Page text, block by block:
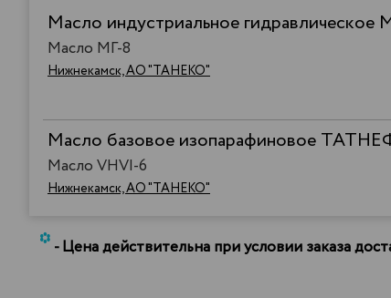
Масло индустриальное гидравлическое
Масло МГ-8
Нижнекамск, АО "ТАНЕКО"
Масло базовое изопарафиновое
Масло VHVI-6
Нижнекамск, АО "ТАНЕКО"
* - Цена действительна при условии заказа